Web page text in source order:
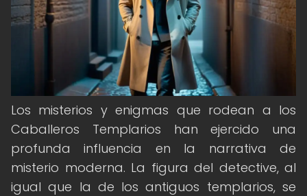
Los misterios y enigmas que rodean a los
Caballeros Templarios han ejercido una
profunda influencia en la narrativa de
misterio moderna. La figura del detective, al
igual que la de los antiguos templarios, se